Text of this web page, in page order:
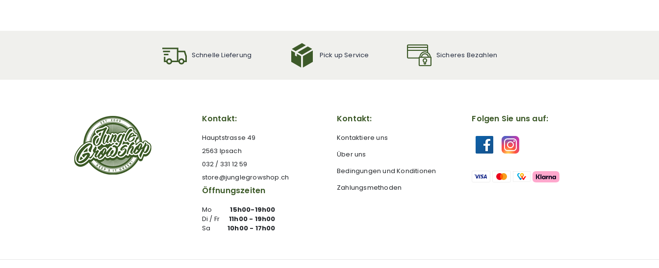
Schnelle Lieferung Pick up Service Sicheres Bezahlen
Kontakt:
Hauptstrasse 49
2563 Ipsach
032 / 331 12 59
store@junglegrowshop.ch
Öffnungszeiten
Mo
15h00-19h00
Di / Fr
11h00 - 19h00
Sa
10h00 - 17h00
Kontakt:
Kontaktiere uns
Über uns
Bedingungen und Konditionen
Zahlungsmethoden
Folgen Sie uns auf: